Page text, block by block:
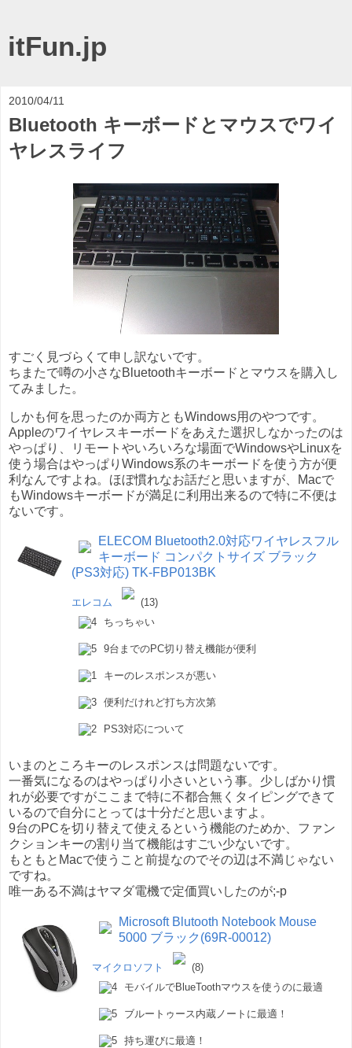
itFun.jp
2010/04/11
Bluetooth キーボードとマウスでワイ
ヤレスライフ
すごく見づらくて申し訳ないです。
ちまたで噂の小さなBluetoothキーボードとマウスを購入し
てみました。
しかも何を思ったのか両方ともWindows用のやつです。
Appleのワイヤレスキーボードをあえた選択しなかったのは
やっぱり、リモートやいろいろな場面でWindowsやLinuxを
使う場合はやっぱりWindows系のキーボードを使う方が便
利なんですよね。ほぼ慣れなお話だと思いますが、Macで
もWindowsキーボードが満足に利用出来るので特に不便は
ないです。
ELECOM Bluetooth2.0対応ワイヤレスフル
キーボード コンパクトサイズ ブラック
(PS3対応) TK-FBP013BK
エレコム
(13)
ちっちゃい
9台までのPC切り替え機能が便利
キーのレスポンスが悪い
便利だけれど打ち方次第
PS3対応について
いまのところキーのレスポンスは問題ないです。
一番気になるのはやっぱり小さいという事。少しばかり慣
れが必要ですがここまで特に不都合無くタイピングできて
いるので自分にとっては十分だと思いますよ。
9台のPCを切り替えて使えるという機能のためか、ファン
クションキーの割り当て機能はすごい少ないです。
もともとMacで使うこと前提なのでその辺は不満じゃない
ですね。
唯一ある不満はヤマダ電機で定価買いしたのが;-p
Microsoft Blutooth Notebook Mouse
5000 ブラック(69R-00012)
マイクロソフト
(8)
モバイルでBlueToothマウスを使うのに最適
ブルートゥース内蔵ノートに最適！
持ち運びに最適！